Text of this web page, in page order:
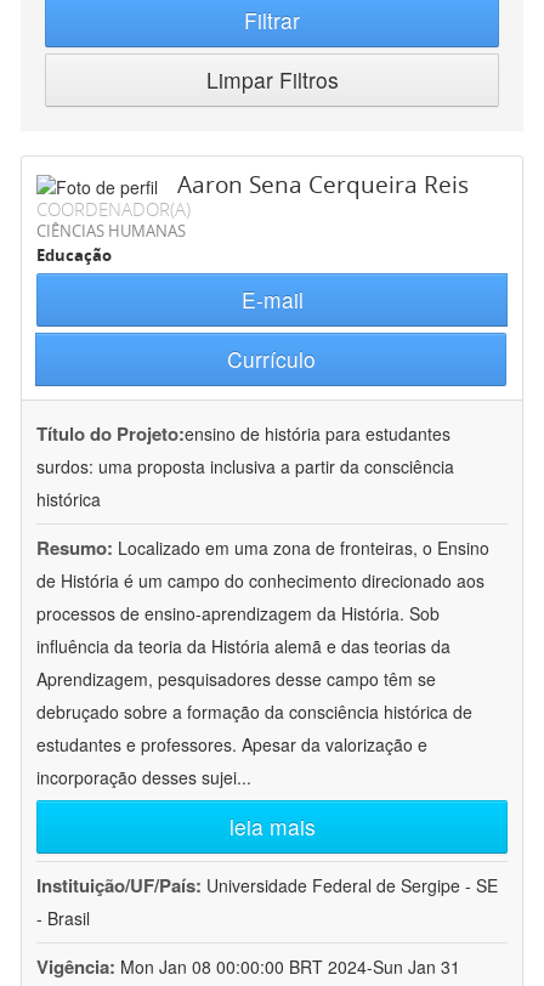
Filtrar
Limpar Filtros
Aaron Sena Cerqueira Reis
COORDENADOR(A)
CIÊNCIAS HUMANAS
Educação
E-mail
Currículo
Título do Projeto:ensino de história para estudantes
surdos: uma proposta inclusiva a partir da consciência
histórica
Resumo: Localizado em uma zona de fronteiras, o Ensino
de História é um campo do conhecimento direcionado aos
processos de ensino-aprendizagem da História. Sob
influência da teoria da História alemã e das teorias da
Aprendizagem, pesquisadores desse campo têm se
debruçado sobre a formação da consciência histórica de
estudantes e professores. Apesar da valorização e
incorporação desses sujei...
leia mais
Instituição/UF/País: Universidade Federal de Sergipe - SE
- Brasil
Vigência: Mon Jan 08 00:00:00 BRT 2024-Sun Jan 31